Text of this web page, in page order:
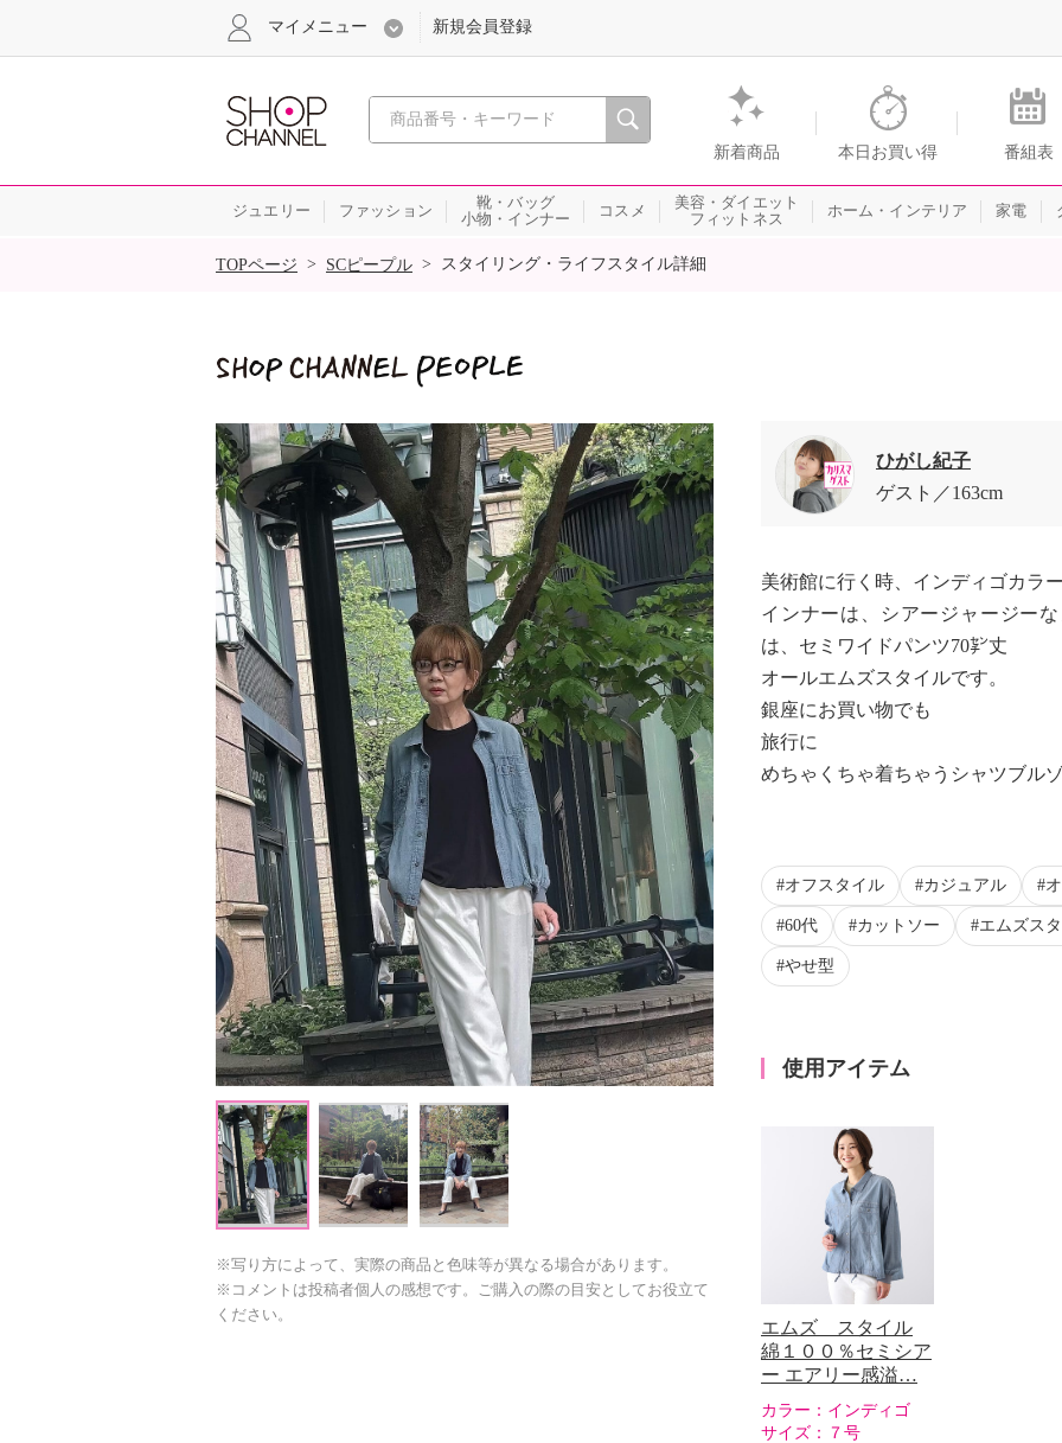
心おどる、瞬間を。通販・テレビショッピングのショップチャンネル
新着商品 本日お買い得 番組表
マイメニュー 新規会員登録
ジュエリー ファッション
靴・バッグ
小物・インナー
コスメ
美容・ダイエット
フィットネス
ホーム・インテリア 家電
SALE
TOPページ > SCピープル > スタイリング・ライフスタイル詳細
Next
※写り方によって、実際の商品と色味等が異なる場合があります。
※コメントは投稿者個人の感想です。ご購入の際の目安としてお役立て
ください。
ひがし紀子
ゲスト
163cm
美術館に行く時、インディゴカラ
インナーは、シアージャージー
は、セミワイドパンツ70㌢丈
オールエムズスタイルです。
銀座にお買い物でも
旅行に
めちゃくちゃ着ちゃうシャツブル
オフスタイル カジュアル
60代 カットソー エムズス
やせ型
使用アイテム
エムズ スタイル
綿１００％セミシア
ー エアリー感溢…
カラー： インディゴ
サイズ：
７号